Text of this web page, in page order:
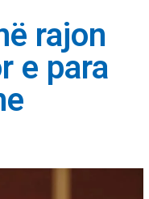
rajon
e para